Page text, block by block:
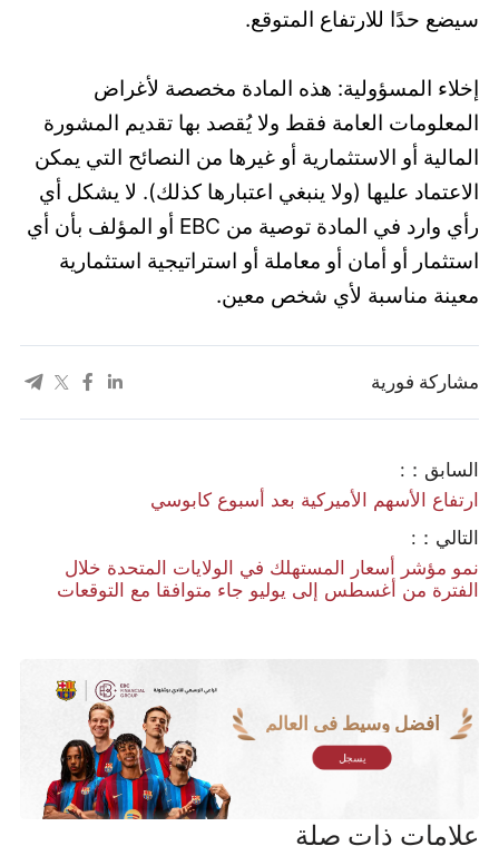
سيضع حدًا للارتفاع المتوقع.
إخلاء المسؤولية: هذه المادة مخصصة لأغراض
المعلومات العامة فقط ولا يُقصد بها تقديم المشورة
المالية أو الاستثمارية أو غيرها من النصائح التي يمكن
الاعتماد عليها (ولا ينبغي اعتبارها كذلك). لا يشكل أي
رأي وارد في المادة توصية من EBC أو المؤلف بأن أي
استثمار أو أمان أو معاملة أو استراتيجية استثمارية
معينة مناسبة لأي شخص معين.
مشاركة فورية
السابق：:
ارتفاع الأسهم الأميركية بعد أسبوع كابوسي
التالي：:
نمو مؤشر أسعار المستهلك في الولايات المتحدة خلال
الفترة من أغسطس إلى يوليو جاء متوافقا مع التوقعات
أفضل وسيط في العالم
يسجل
علامات ذات صلة